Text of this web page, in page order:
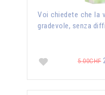
Voi chiedete che la
gradevole, senza
5.00CHF